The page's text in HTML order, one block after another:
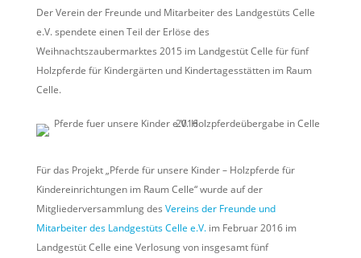
Der Verein der Freunde und Mitarbeiter des Landgestüts Celle
e.V. spendete einen Teil der Erlöse des
Weihnachtszaubermarktes 2015 im Landgestüt Celle für fünf
Holzpferde für Kindergärten und Kindertagesstätten im Raum
Celle.
Für das Projekt „Pferde für unsere Kinder – Holzpferde für
Kindereinrichtungen im Raum Celle“ wurde auf der
Mitgliederversammlung des Vereins der Freunde und
Mitarbeiter des Landgestüts Celle e.V.im Februar 2016 im
Landgestüt Celle eine Verlosung von insgesamt fünf